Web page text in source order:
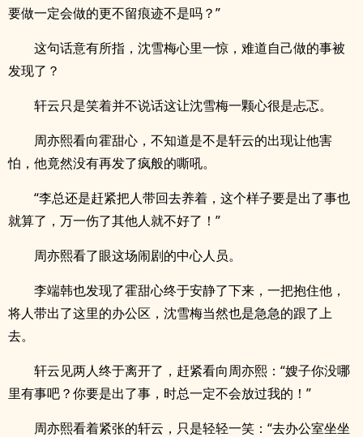
要做一定会做的更不留痕迹不是吗？”
这句话意有所指，沈雪梅心里一惊，难道自己做的事被
发现了？
轩云只是笑着并不说话这让沈雪梅一颗心很是忐忑。
周亦熙看向霍甜心，不知道是不是轩云的出现让他害
怕，他竟然没有再发了疯般的嘶吼。
“李总还是赶紧把人带回去养着，这个样子要是出了事也
就算了，万一伤了其他人就不好了！”
周亦熙看了眼这场闹剧的中心人员。
李端韩也发现了霍甜心终于安静了下来，一把抱住他，
将人带出了这里的办公区，沈雪梅当然也是急急的跟了上
去。
轩云见两人终于离开了，赶紧看向周亦熙：“嫂子你没哪
里有事吧？你要是出了事，时总一定不会放过我的！”
周亦熙看着紧张的轩云，只是轻轻一笑：“去办公室坐坐